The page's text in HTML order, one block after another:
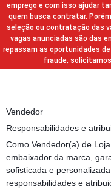
emprego e com isso ajudar
quem busca contratar.
seleção ou contratação das
vagas anunciadas são das
repassam as oportunidades
fraude,
Vendedor
Responsabilidades e
Como Vendedor(a) de
embaixador da marca,
sofisticada e
responsabilidades e